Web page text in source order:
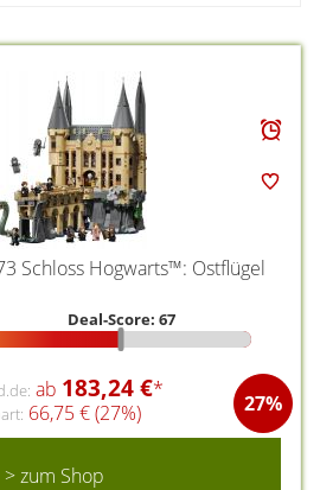
Schloss Hogwarts™: Ostflügel
Deal-Score: 67
ab 183,24 €*
27%
66,75 € (27%)
> zum Shop